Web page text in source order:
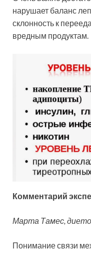
нарушает баланс
склонность к
вредным продуктам.
Комментарий
Марта Тамес,
Понимание связи